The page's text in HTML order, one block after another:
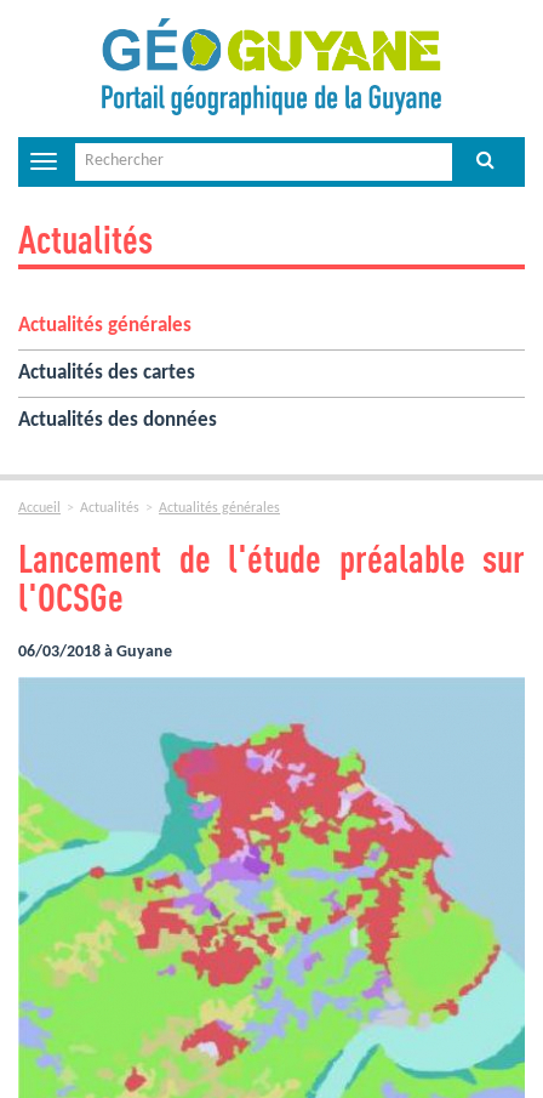
Toggle
navigation
Actualités
Actualités générales
Actualités des cartes
Actualités des données
Accueil Actualités Actualités générales
Lancement de l'étude préalable sur
l'OCSGe
06/03/2018 à Guyane